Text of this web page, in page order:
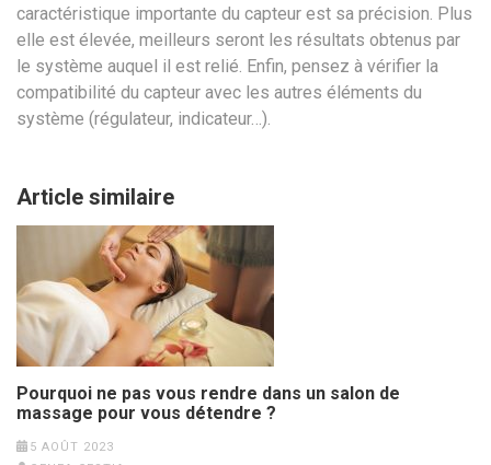
caractéristique importante du capteur est sa précision. Plus
elle est élevée, meilleurs seront les résultats obtenus par
le système auquel il est relié. Enfin, pensez à vérifier la
compatibilité du capteur avec les autres éléments du
système (régulateur, indicateur…).
Article similaire
Pourquoi ne pas vous rendre dans un salon de
massage pour vous détendre ?
5 AOÛT 2023